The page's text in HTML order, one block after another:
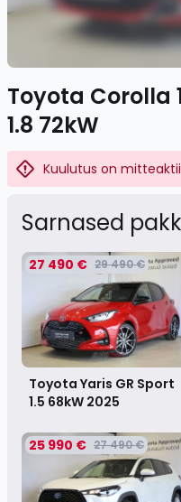
Toyota Corolla
1.8 72kW
Kuulutus on
Sarnased
27 490 € 29 490 €
Toyota Yaris GR Sport
1.5 68kW 2025
25 990 € 27 490 €